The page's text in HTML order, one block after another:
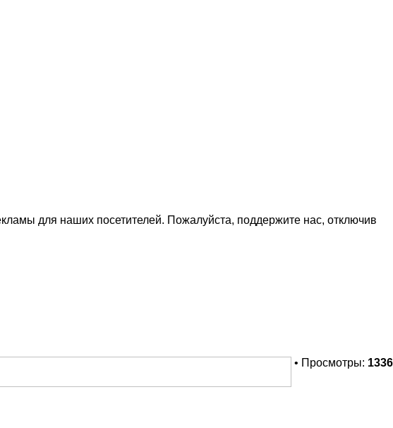
для наших посетителей. Пожалуйста, поддержите нас, отключив
• Просмотры: 1336